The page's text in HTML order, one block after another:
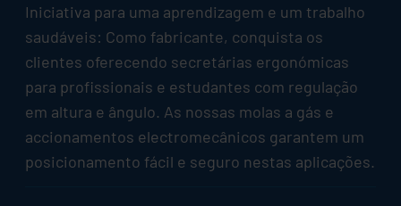
Iniciativa para uma aprendizagem e um trabalho
saudáveis: Como fabricante, conquista os
clientes oferecendo secretárias ergonómicas
para profissionais e estudantes com regulação
em altura e ângulo. As nossas molas a gás e
accionamentos electromecânicos garantem um
posicionamento fácil e seguro nestas aplicações.